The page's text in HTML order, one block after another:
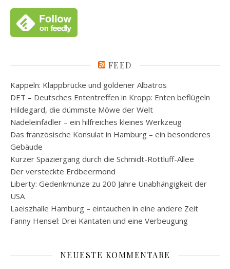
FEED
Kappeln: Klappbrücke und goldener Albatros
DET – Deutsches Ententreffen in Kropp: Enten beflügeln
Hildegard, die dümmste Möwe der Welt
Nadeleinfädler – ein hilfreiches kleines Werkzeug
Das französische Konsulat in Hamburg – ein besonderes
Gebäude
Kurzer Spaziergang durch die Schmidt-Rottluff-Allee
Der versteckte Erdbeermond
Liberty: Gedenkmünze zu 200 Jahre Unabhängigkeit der
USA
Laeiszhalle Hamburg – eintauchen in eine andere Zeit
Fanny Hensel: Drei Kantaten und eine Verbeugung
NEUESTE KOMMENTARE